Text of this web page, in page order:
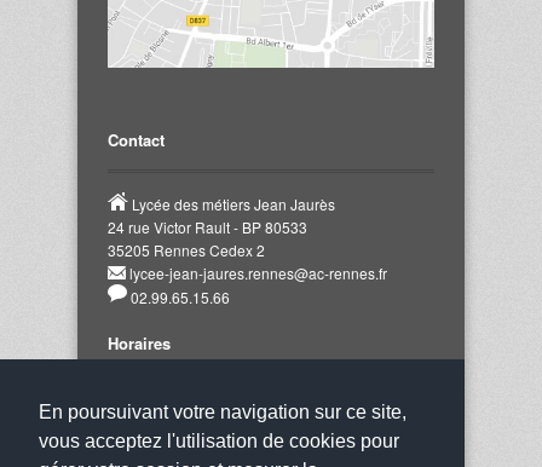
En poursuivant votre navigation sur ce site,
vous acceptez l'utilisation de cookies pour
Contact
Lycée des métiers Jean Jaurès
24 rue Victor Rault - BP 80533
35205 Rennes Cedex 2
lycee-jean-jaures.rennes@ac-rennes.fr
02.99.65.15.66
Horaires
Notre établissement accueille le public aux
horaires suivants :
Du Lundi au Vendredi : De 8h00 à 12h00 et de